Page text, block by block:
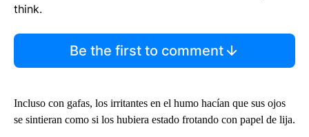
think.
Be the first to comment
Incluso con gafas, los irritantes en el humo hacían que sus ojos
se sintieran como si los hubiera estado frotando con papel de lija.